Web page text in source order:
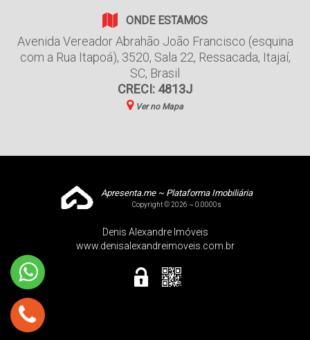
ONDE ESTAMOS
Avenida Vereador Abrahão João Francisco (esquina
com a Rua Itapoá), 3520, Sala 22, Ressacada, Itajaí,
SC, Brasil
CRECI: 4813J
Ver no Mapa
Apresenta.me ~ Plataforma Imobiliária
Copyright © 2026 ~ 0.0000s
Denis Alexandre Imóveis
www.denisalexandreimoveis.com.br